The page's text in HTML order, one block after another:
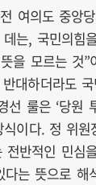
여의도 중앙
는, 국민의힘
을 모르는 것”
대하더라도
선 룰은 ‘당원
식이다. 정 위
전반적인 민심
는 뜻으로 해